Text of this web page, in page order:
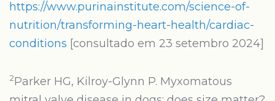
https://www.purinainstitute.com/science-of-
nutrition/transforming-heart-health/cardiac-
conditions [consultado em 23 setembro 2024]
2Parker HG, Kilroy-Glynn P. Myxomatous